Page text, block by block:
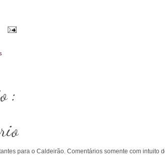
:
para o Caldeirão. Comentários somente com intuito